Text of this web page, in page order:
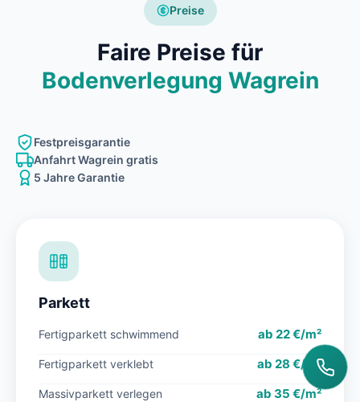
Preise
Faire Preise für
Bodenverlegung Wagrein
Festpreisgarantie
Anfahrt Wagrein gratis
5 Jahre Garantie
Parkett
Fertigparkett schwimmend ab 22 €/m²
Fertigparkett verklebt ab 28 €/m²
Massivparkett verlegen ab 35 €/m²